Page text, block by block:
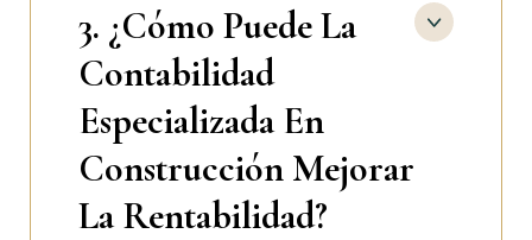
3. ¿Cómo Puede La
Contabilidad
Especializada En
Construcción Mejorar
La Rentabilidad?